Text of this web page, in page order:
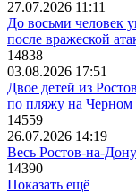
27.07.2026 11:11
До восьми человек
после вражеской
14838
03.08.2026 17:51
Двое детей из
по пляжу на Черном
14559
26.07.2026 14:19
Весь Ростов-на-
14390
Показать ещё